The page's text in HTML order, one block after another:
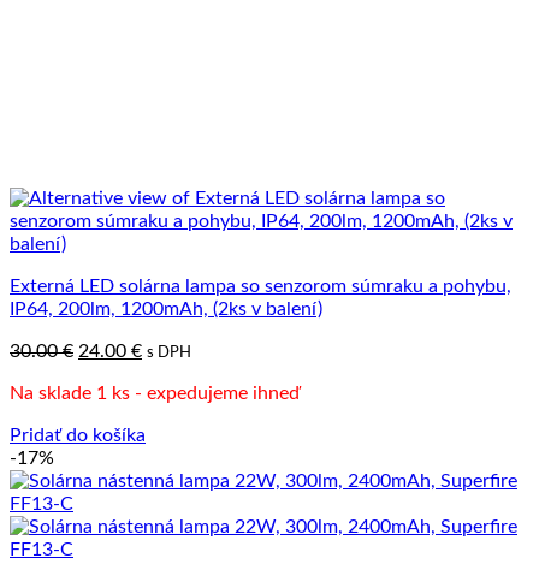
Externá LED solárna lampa so senzorom súmraku a pohybu,
IP64, 200lm, 1200mAh, (2ks v balení)
30.00€ Pôvodná
bola:
24.00 €Aktuálna
je:
s DPH
Na sklade 1 ks - expedujeme ihneď
Pridať do košíka
-17%